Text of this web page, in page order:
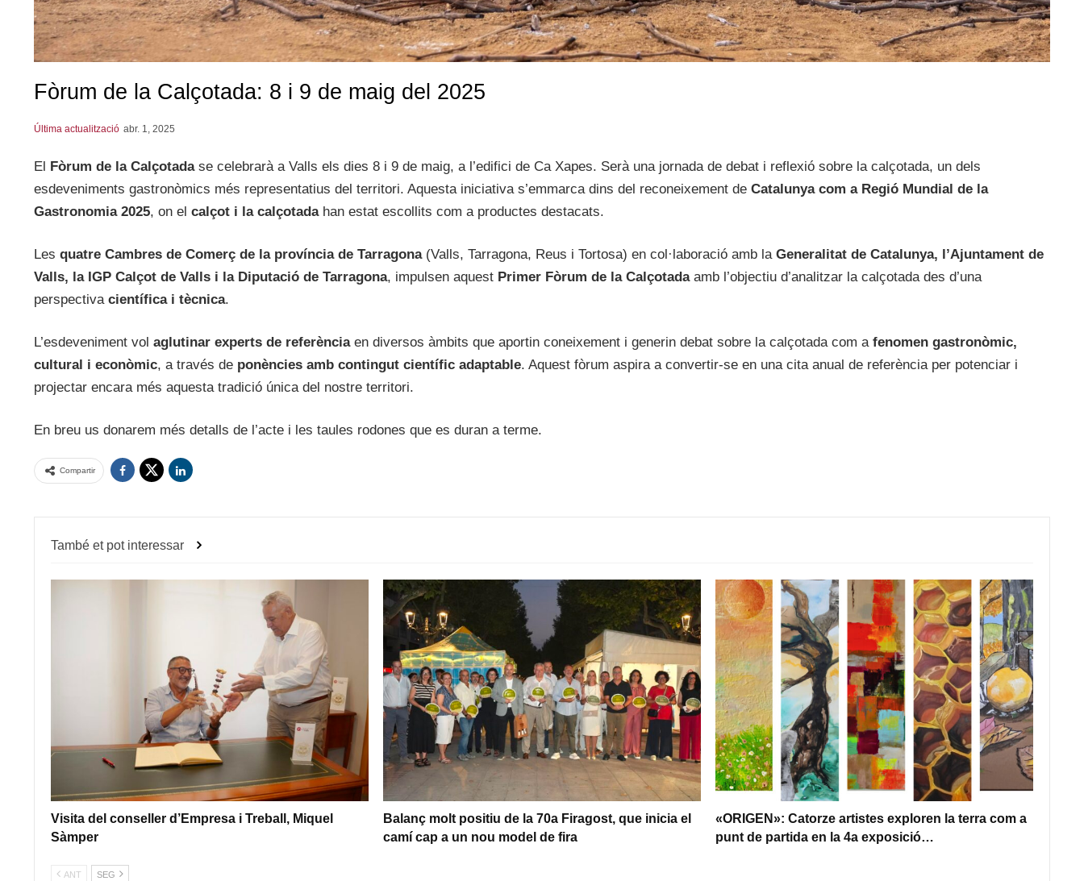
Fòrum de la Calçotada: 8 i 9 de maig del 2025
Última actualització abr. 1, 2025
El Fòrum de la Calçotadase celebrarà a Valls els dies 8 i 9 de maig, a l’edifici de Ca Xapes. Serà una jornada de debat i reflexió sobre la calçotada, un dels
esdeveniments gastronòmics més representatius del territori. Aquesta iniciativa s’emmarca dins del reconeixement de Catalunya com a Regió Mundial de la
Gastronomia 2025, on el calçot i la calçotadahan estat escollits com a productes destacats.
Les quatre Cambres de Comerç de la província de Tarragona(Valls, Tarragona, Reus i Tortosa) en col·laboració amb la Generalitat de Catalunya, l’Ajuntament de
Valls, la IGP Calçot de Valls i la Diputació de Tarragona, impulsen aquest Primer Fòrum de la Calçotadaamb l’objectiu d’analitzar la calçotada des d’una
perspectiva científica i tècnica.
L’esdeveniment vol aglutinar experts de referènciaen diversos àmbits que aportin coneixement i generin debat sobre la calçotada com a fenomen gastronòmic,
cultural i econòmic, a través de ponències amb contingut científic adaptable. Aquest fòrum aspira a convertir-se en una cita anual de referència per potenciar i
projectar encara més aquesta tradició única del nostre territori.
En breu us donarem més detalls de l’acte i les taules rodones que es duran a terme.
Compartir
També et pot interessar
Visita del conseller d’Empresa i Treball, Miquel
Sàmper
Balanç molt positiu de la 70a Firagost, que inicia el
camí cap a un nou model de fira
«ORIGEN»: Catorze artistes exploren la terra com a
punt de partida en la 4a exposició…
ANT SEG